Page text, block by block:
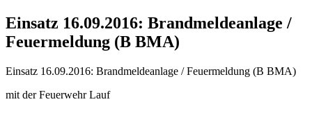
Einsatz 16.09.2016: Brandmeldeanlage /
Feuermeldung (B BMA)
Einsatz 16.09.2016: Brandmeldeanlage / Feuermeldung (B BMA)
mit der Feuerwehr Lauf